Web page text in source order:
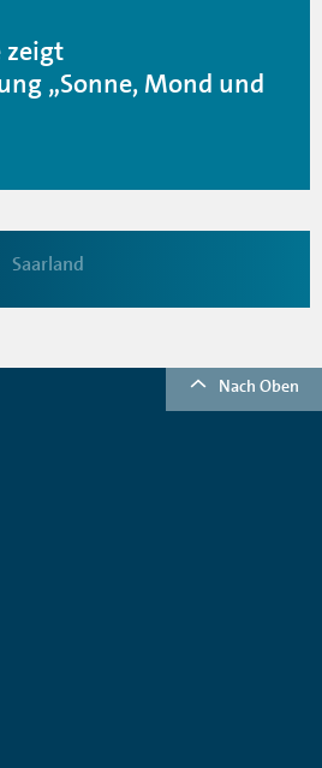
zeigt
„Sonne, Mond und
Saarland
Nach Oben